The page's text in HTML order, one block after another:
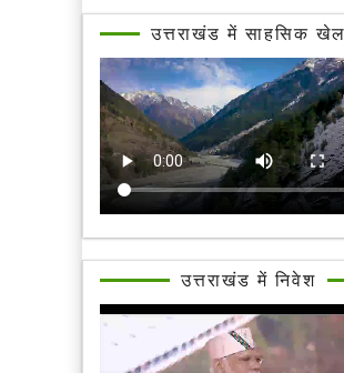
उत्तराखंड में साहसिक खेल
उत्तराखंड में निवेश